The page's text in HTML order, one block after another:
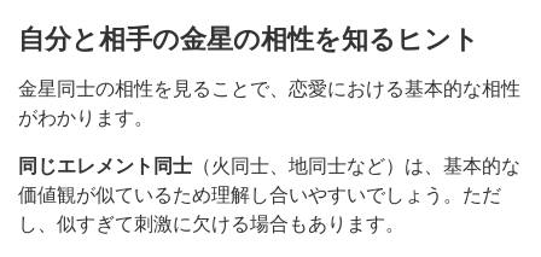
自分と相手の金星の相性を知るヒント
金星同士の相性を見ることで、恋愛における基本的な相性
がわかります。
同じエレメント同士 （火同士、地同士など）は、基本的な
価値観が似ているため理解し合いやすいでしょう。ただ
し、似すぎて刺激に欠ける場合もあります。